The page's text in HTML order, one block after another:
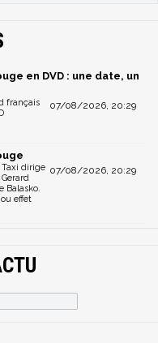
en DVD : une date, un
07/08/2026, 20:29
français
07/08/2026, 20:29
Taxi dirige
Balasko.
effet